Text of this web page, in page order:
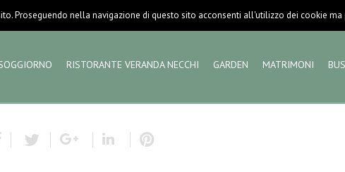
RISTORANTE VERANDA NECCHI GARDEN MATRIMONI
Proseguendo nella navigazione di questo sito acconsenti all'utilizzo dei cookie